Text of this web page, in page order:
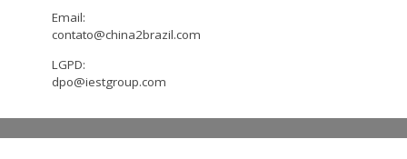
Email:
contato@china2brazil.com
LGPD:
dpo@iestgroup.com